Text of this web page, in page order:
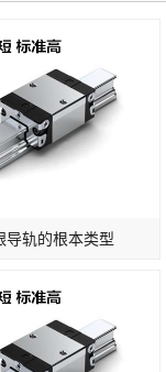
导轨的根本类型